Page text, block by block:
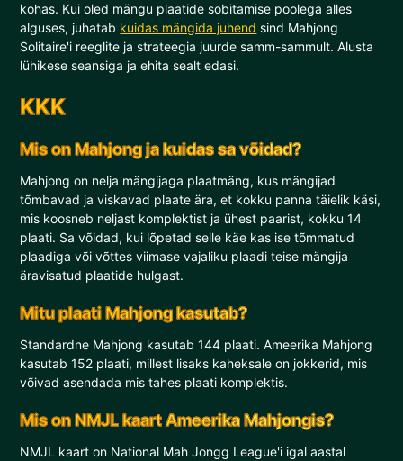
kohas. Kui oled mängu plaatide sobitamise poolega alles
alguses, juhatab kuidas mängida juhend sind Mahjong
Solitaire'i reeglite ja strateegia juurde samm-sammult. Alusta
lühikese seansiga ja ehita sealt edasi.
KKK
Mis on Mahjong ja kuidas sa võidad?
Mahjong on nelja mängijaga plaatmäng, kus mängijad
tõmbavad ja viskavad plaate ära, et kokku panna täielik käsi,
mis koosneb neljast komplektist ja ühest paarist, kokku 14
plaati. Sa võidad, kui lõpetad selle käe kas ise tõmmatud
plaadiga või võttes viimase vajaliku plaadi teise mängija
äravisatud plaatide hulgast.
Mitu plaati Mahjong kasutab?
Standardne Mahjong kasutab 144 plaati. Ameerika Mahjong
kasutab 152 plaati, millest lisaks kaheksale on jokkerid, mis
võivad asendada mis tahes plaati komplektis.
Mis on NMJL kaart Ameerika Mahjongis?
NMJL kaart on National Mah Jongg League'i igal aastal